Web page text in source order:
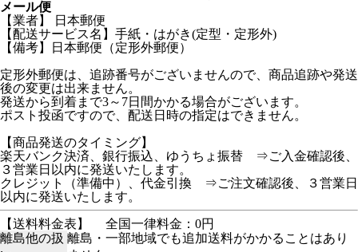
メール便
【業者】 日本郵便
【配送サービス名】手紙・はがき(定型・定形外)
【備考】日本郵便（定形外郵便）
定形外郵便は、追跡番号がございませんので、商品追跡や発送
後の変更は出来ません。
発送から到着まで3～7日間かかる場合がございます。
ポスト投函ですので、配送日時の指定はできません。
【商品発送のタイミング】
楽天バンク決済、銀行振込、ゆうちょ振替 ⇒ご入金確認後、
３営業日以内に発送いたします。
クレジット（準備中）、代金引換 ⇒ご注文確認後、３営業日
以内に発送いたします。
【送料料金表】
全国一律料金：0円
離島他の扱 離島・一部地域でも追加送料がかかることはあり